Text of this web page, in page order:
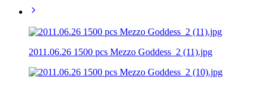
2011.06.26 1500 pcs Mezzo Goddess_2 (11).jpg